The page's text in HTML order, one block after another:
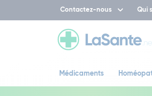
Contactez-nous Qui
Médicaments